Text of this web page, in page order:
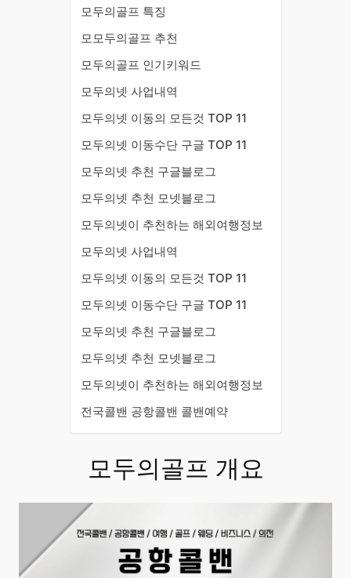
모두의골프 특징
모모두의골프 추천
모두의골프 인기키워드
모두의넷 사업내역
모두의넷 이동의 모든것 TOP 11
모두의넷 이동수단 구글 TOP 11
모두의넷 추천 구글블로그
모두의넷 추천 모넷블로그
모두의넷이 추천하는 해외여행정보
모두의넷 사업내역
모두의넷 이동의 모든것 TOP 11
모두의넷 이동수단 구글 TOP 11
모두의넷 추천 구글블로그
모두의넷 추천 모넷블로그
모두의넷이 추천하는 해외여행정보
전국콜밴 공항콜밴 콜밴예약
모두의골프 개요